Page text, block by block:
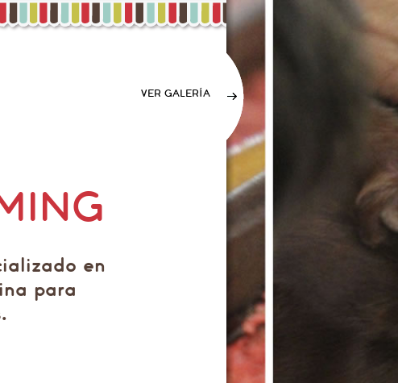
VER GALERÍA
en
para